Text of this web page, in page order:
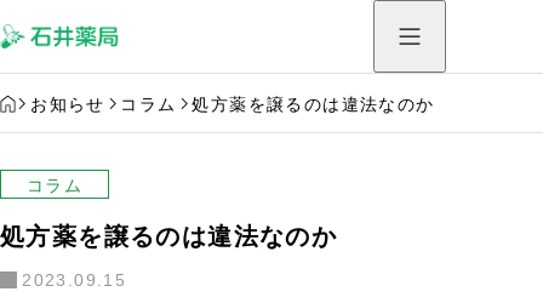
HOME
お知らせ コラム 処方薬を譲るのは違法なのか
コラム
処方薬を譲るのは違法なのか
2023.09.15